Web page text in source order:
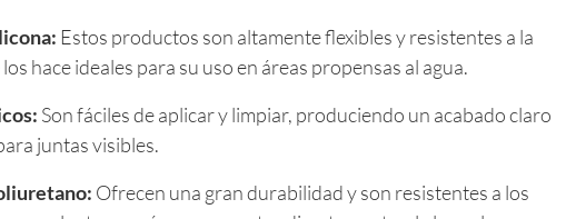
Estos productos son altamente flexibles y resistentes a la
hace ideales para su uso en áreas propensas al agua.
Son fáciles de aplicar y limpiar, produciendo un acabado claro
juntas visibles.
Ofrecen una gran durabilidad y son resistentes a los